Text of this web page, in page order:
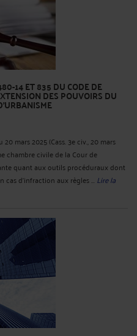
14 ET 835 DU CODE DE
DES POUVOIRS DU
mars 2025 (Cass. 3e civ., 20 mars
chambre civile de la Cour de
quant aux outils procéduraux dont
cas d'infraction aux règles ... Lire la